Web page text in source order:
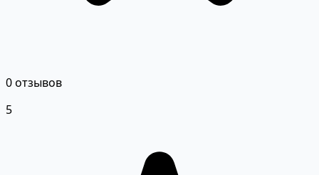
0 отзывов
5